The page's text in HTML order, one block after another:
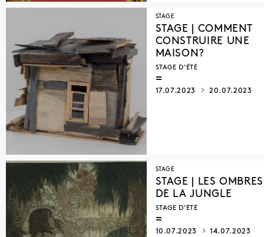
STAGE
STAGE | COMMENT
CONSTRUIRE UNE
MAISON?
STAGE D’ÉTÉ
17.07.2023 20.07.2023
STAGE
STAGE | LES OMBRES
DE LA JUNGLE
STAGE D’ÉTÉ
10.07.2023 14.07.2023